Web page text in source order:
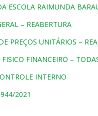
ESCOLA RAIMUNDA
– REABERTURA
PREÇOS UNITÁRIOS –
FINANCEIRO –
INTERNO
2021